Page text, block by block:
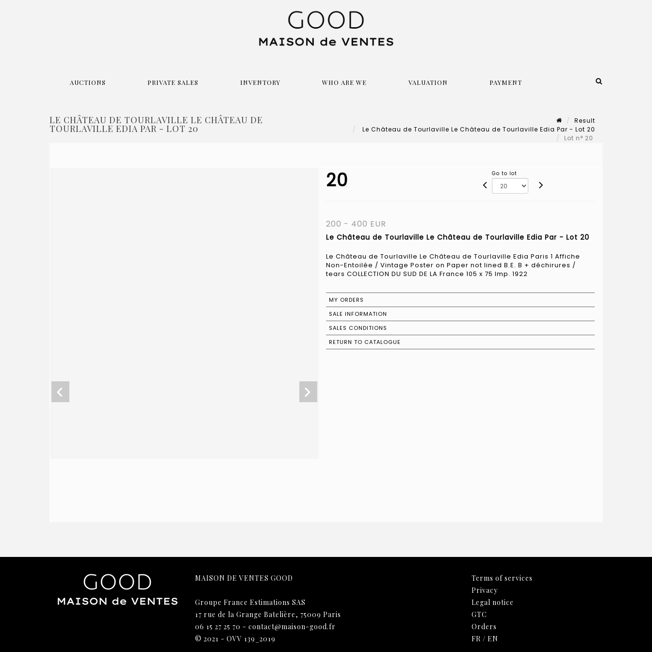
AUCTIONS PRIVATE SALES INVENTORY WHO ARE WE VALUATION PAYMENT
LE CHÂTEAU DE TOURLAVILLE LE CHÂTEAU DE
TOURLAVILLE EDIA PAR - LOT 20
Result
Le Château de Tourlaville Le Château de Tourlaville Edia Par - Lot 20
Lot n° 20
20 Go to lot
200 - 400 EUR
Le Château de Tourlaville Le Château de Tourlaville Edia Par - Lot 20
Le Château de Tourlaville Le Château de Tourlaville Edia Paris 1 Affiche
Non-Entoilée / Vintage Poster on Paper not lined B.E. B + déchirures /
tears COLLECTION DU SUD DE LA France 105 x 75 Imp. 1922
MY ORDERS
SALE INFORMATION
SALES CONDITIONS
RETURN TO CATALOGUE
MAISON DE VENTES GOOD
Groupe France Estimations SAS
17 rue de la Grange Batelière, 75009 Paris
06 15 27 25 70 - contact@maison-good.fr
© 2021 - OVV 139_2019
Terms of services
Privacy
Legal notice
GTC
Orders
FR / EN